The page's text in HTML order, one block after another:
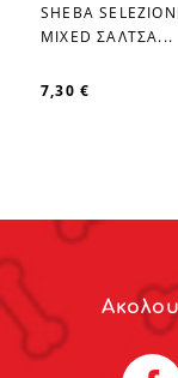
favorite_border
SHEBA
MIXED ΣΑΛΤΣΑ...
7,30 €